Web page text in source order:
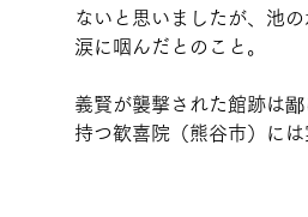
ないと思いましたが、池
涙に咽んだとのこと。
義賢が襲撃された館跡は
持つ歓喜院（熊谷市）に